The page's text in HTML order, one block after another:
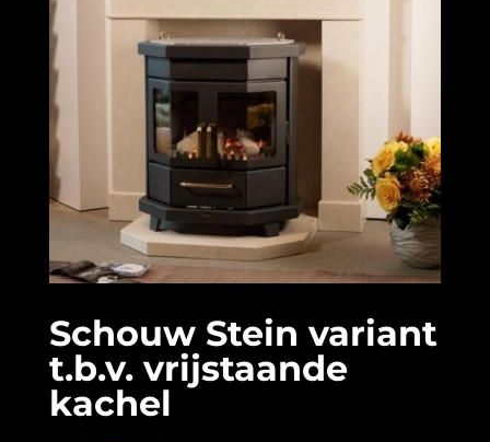
Schouw Stein variant
t.b.v. vrijstaande
kachel